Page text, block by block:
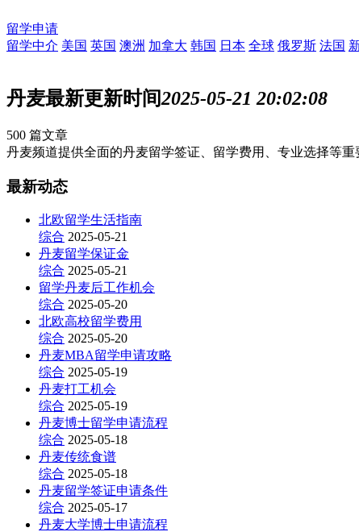
留学申请
留学中介 美国 英国 澳洲 加拿大 韩国 日本 全球 俄罗斯 法国
丹麦最新更新时间2025-05-21 20:02:08
500 篇文章
丹麦频道提供全面的丹麦留学签证、留学费用、专业选择等
最新动态
北欧留学生活指南
综合 2025-05-21
丹麦留学保证金
综合 2025-05-21
留学丹麦后工作机会
综合 2025-05-20
北欧高校留学费用
综合 2025-05-20
丹麦MBA留学申请攻略
综合 2025-05-19
丹麦打工机会
综合 2025-05-19
丹麦博士留学申请流程
综合 2025-05-18
丹麦传统食谱
综合 2025-05-18
丹麦留学签证申请条件
综合 2025-05-17
丹麦大学博士申请流程